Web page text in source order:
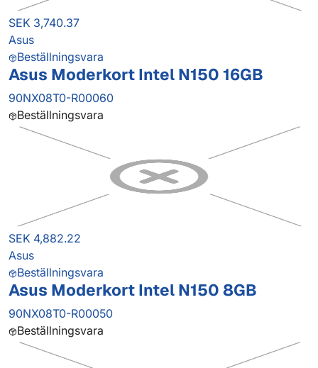
SEK 3,740.37
Asus
Beställningsvara
Asus Moderkort Intel N150 16GB
90NX08T0-R00060
Beställningsvara
SEK 4,882.22
Asus
Beställningsvara
Asus Moderkort Intel N150 8GB
90NX08T0-R00050
Beställningsvara